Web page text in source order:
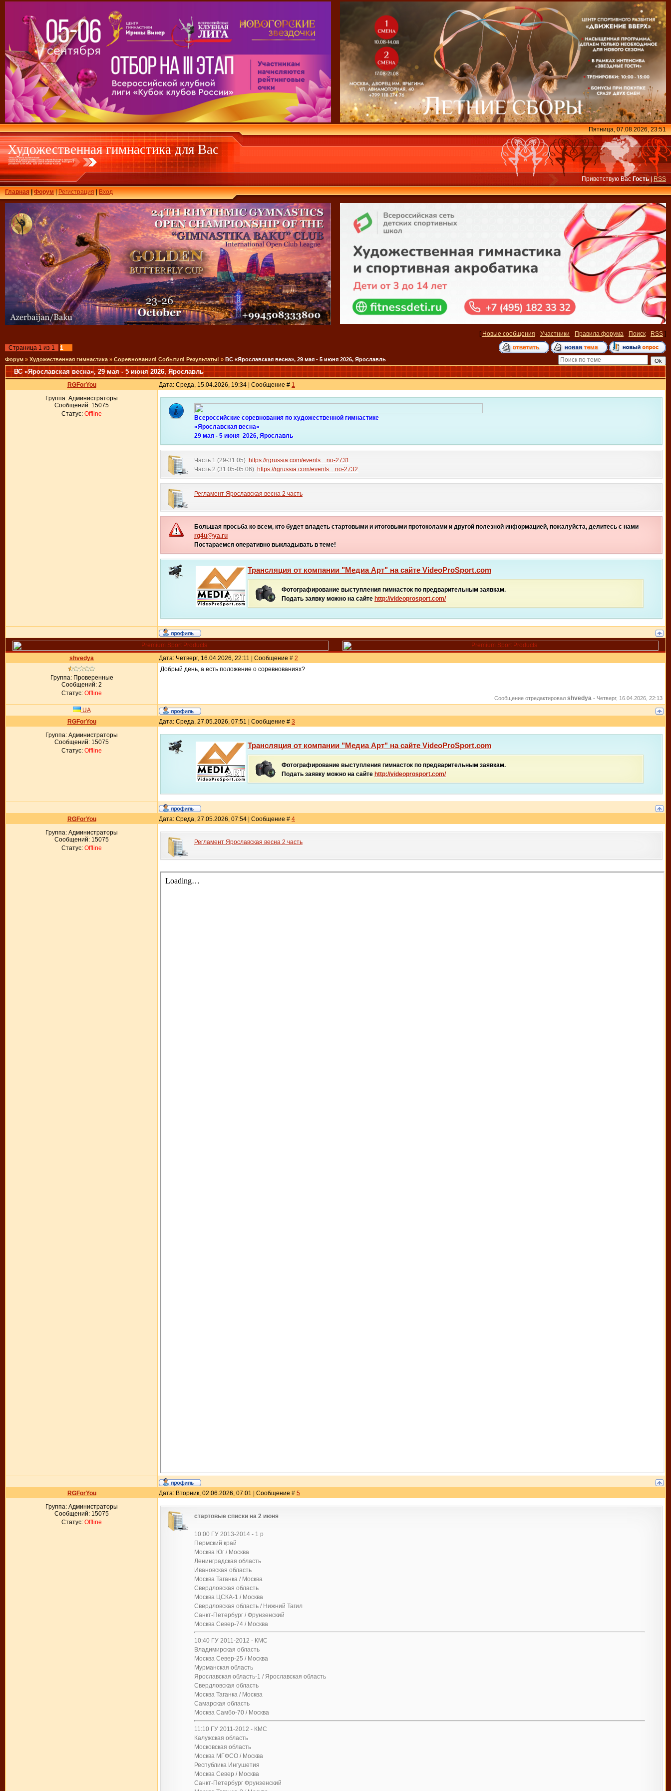
Художественная гимнастика для Вас
Главная|Форум |Регистрация|Вход
Пятница, 07.08.2026, 23:51
Приветствую Вас Гость|RSS
[ Новые сообщения · Участники · Правила форума · Поиск · RSS ]
Страница 1 из 1 1
Форум » Художественная гимнастика » Соревнования! События! Результаты! » ВС «Ярославская весна», 29 мая - 5 июня 2026, Ярославль
ВС «Ярославская весна», 29 мая - 5 июня 2026, Ярославль
RGForYou Дата: Среда, 15.04.2026, 19:34 | Сообщение # 1
Группа: Администраторы
Сообщений: 15075
Статус: Offline
Всероссийские соревнования по художественной гимнастике
«Ярославская весна»
29 мая - 5 июня 2026, Ярославль
Часть 1 (29-31.05): https://rgrussia.com/events....no-2731
Часть 2 (31.05-05.06): https://rgrussia.com/events....no-2732
Регламент Ярославская весна 2 часть
Большая просьба ко всем, кто будет владеть стартовыми и итоговыми протоколами и другой полезной информацией, пожалуйста, делитесь с нами
rg4u@ya.ru
Постараемся оперативно выкладывать в теме!
Трансляция от компании "Медиа Арт" на сайте VideoProSport.com
Фотографирование выступления гимнасток по предварительным заявкам.
Подать заявку можно на сайте http://videoprosport.com/
shvedya Дата: Четверг, 16.04.2026, 22:11 | Сообщение # 2
Группа: Проверенные
Сообщений: 2
Статус: Offline
Добрый день, а есть положение о соревнованиях?
Сообщение отредактировал shvedya - Четверг, 16.04.2026, 22:13
UA
RGForYou
Дата: Среда, 27.05.2026, 07:51 | Сообщение # 3
Группа: Администраторы
Сообщений: 15075
Статус: Offline
Трансляция от компании "Медиа Арт" на сайте VideoProSport.com
Фотографирование выступления гимнасток по предварительным заявкам.
Подать заявку можно на сайте http://videoprosport.com/
RGForYou Дата: Среда, 27.05.2026, 07:54 | Сообщение # 4
Группа: Администраторы
Сообщений: 15075
Статус: Offline
Регламент Ярославская весна 2 часть
RGForYou Дата: Вторник, 02.06.2026, 07:01 | Сообщение # 5
Группа: Администраторы
Сообщений: 15075
Статус: Offline
стартовые списки на 2 июня
10:00 ГУ 2013-2014 - 1 р
Пермский край
Москва Юг / Москва
Ленинградская область
Ивановская область
Москва Таганка / Москва
Свердловская область
Москва ЦСКА-1 / Москва
Свердловская область / Нижний Тагил
Санкт-Петербург / Фрунзенский
Москва Север-74 / Москва
10:40 ГУ 2011-2012 - КМС
Владимирская область
Москва Север-25 / Москва
Мурманская область
Ярославская область-1 / Ярославская область
Свердловская область
Москва Таганка / Москва
Самарская область
Москва Самбо-70 / Москва
11:10 ГУ 2011-2012 - КМС
Калужская область
Московская область
Москва МГФСО / Москва
Республика Ингушетия
Москва Север / Москва
Санкт-Петербург Фрунзенский